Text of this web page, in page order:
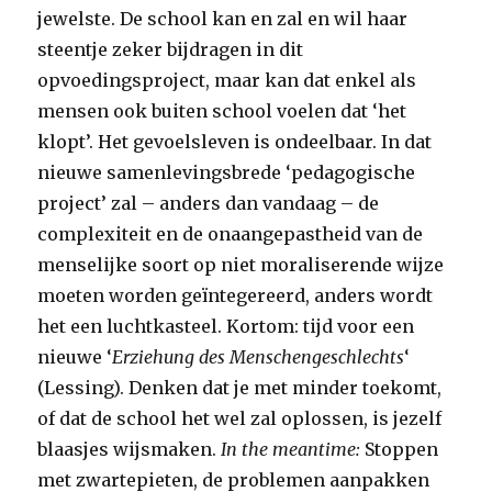
jewelste.De school kan en zal en wil haar
steentje zeker bijdragen in dit
opvoedingsproject, maar kan dat enkel als
mensen ook buiten school voelen dat ‘het
klopt’. Het gevoelsleven is ondeelbaar. In dat
nieuwe samenlevingsbrede ‘pedagogische
project’ zal – anders dan vandaag – de
complexiteit en de onaangepastheid van de
menselijke soort op niet moraliserende wijze
moeten worden geïntegereerd, anders wordt
het een luchtkasteel. Kortom: tijd voor een
nieuwe ‘Erziehung des Menschengeschlechts‘
(Lessing). Denken dat je met minder toekomt,
of dat de school het wel zal oplossen, is jezelf
blaasjes wijsmaken.In the meantime: Stoppen
met zwartepieten, de problemen aanpakken